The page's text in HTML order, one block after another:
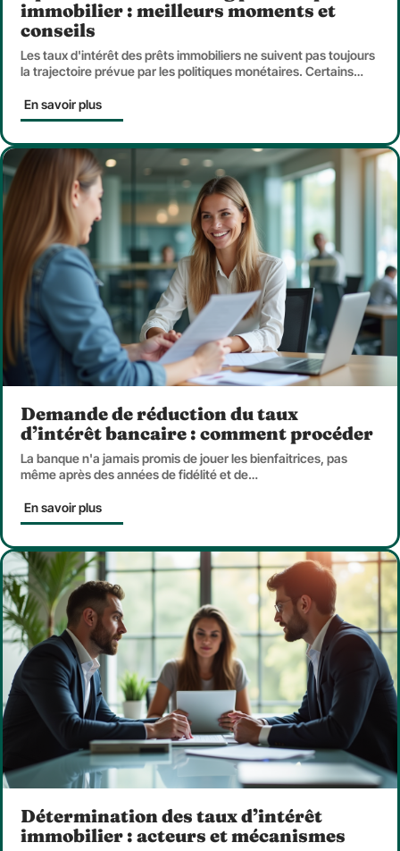
immobilier : meilleurs moments et
conseils
Les taux d'intérêt des prêts immobiliers ne suivent pas toujours
la trajectoire prévue par les politiques monétaires. Certains…
En savoir plus
Demande de réduction du taux
d’intérêt bancaire : comment procéder
La banque n'a jamais promis de jouer les bienfaitrices, pas
même après des années de fidélité et de…
En savoir plus
Détermination des taux d’intérêt
immobilier : acteurs et mécanismes